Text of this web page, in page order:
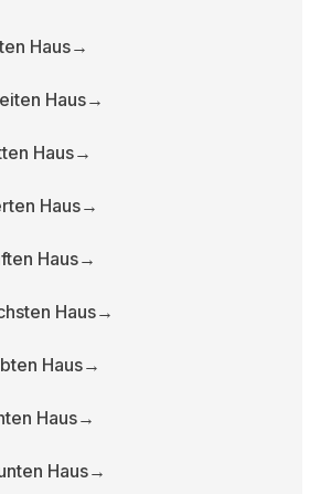
Haus→
Haus→
Haus→
Haus→
Haus→
Haus→
Haus→
Haus→
Haus→